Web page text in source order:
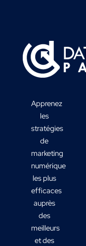
Apprenez
les
stratégies
de
marketing
numérique
les plus
efficaces
auprès
des
meilleurs
et des